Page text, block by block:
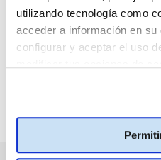
utilizando tecnología como
acceder a información en su
configurar y aceptar el uso